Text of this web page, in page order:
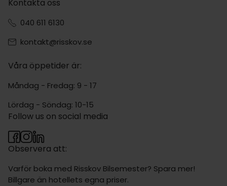
Kontakta oss
040 611 6130
kontakt@risskov.se
Våra öppetider är:
Måndag - Fredag: 9 - 17
Lördag - Söndag: 10-15
Observera att:
Varför boka med Risskov Bilsemester? Spara mer!
Billgare än hotellets egna priser.
Follow us on social media